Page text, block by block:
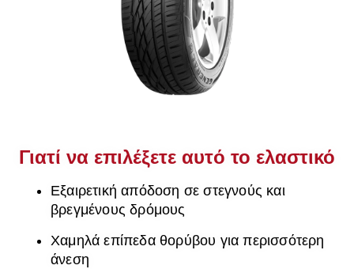
Γιατί να επιλέξετε αυτό το ελαστικό
Εξαιρετική απόδοση σε στεγνούς και
βρεγμένους δρόμους
Χαμηλά επίπεδα θορύβου για περισσότερη
άνεση